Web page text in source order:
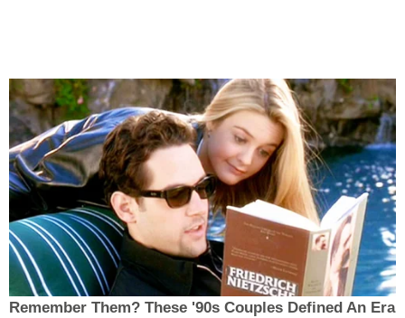
Remember Them? These '90s Couples Defined An Era